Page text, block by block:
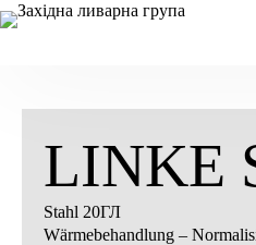
Zum
Inhalt
LINKE
Stahl 20ГЛ
Wärmebehandlung –